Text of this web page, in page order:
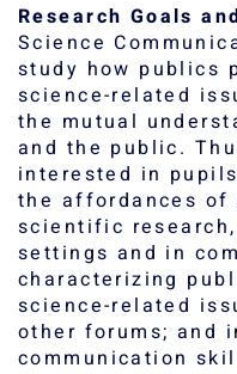
Research Goals
Science
study how publics
science-related
the mutual
and the public.
interested in
the affordances
scientific
settings and in
characterizing
science-related
other forums; and
communication